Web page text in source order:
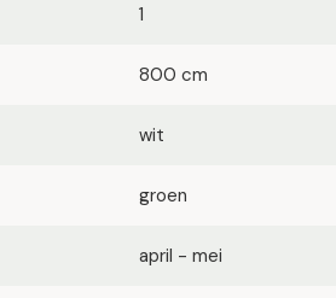
1
800 cm
wit
groen
april - mei